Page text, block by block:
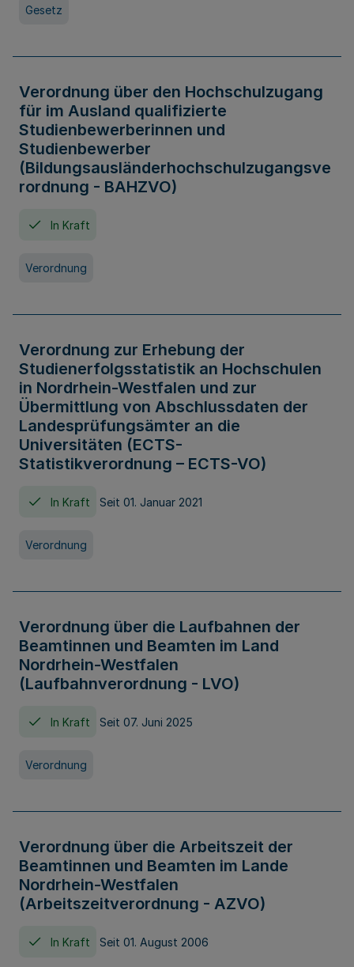
Gesetz
Verordnung über den Hochschulzugang
für im Ausland qualifizierte
Studienbewerberinnen und
Studienbewerber
(Bildungsausländerhochschulzugangsve
rordnung - BAHZVO)
In Kraft
Verordnung
Verordnung zur Erhebung der
Studienerfolgsstatistik an Hochschulen
in Nordrhein-Westfalen und zur
Übermittlung von Abschlussdaten der
Landesprüfungsämter an die
Universitäten (ECTS-
Statistikverordnung – ECTS-VO)
In Kraft Seit 01. Januar 2021
Verordnung
Verordnung über die Laufbahnen der
Beamtinnen und Beamten im Land
Nordrhein-Westfalen
(Laufbahnverordnung - LVO)
In Kraft Seit 07. Juni 2025
Verordnung
Verordnung über die Arbeitszeit der
Beamtinnen und Beamten im Lande
Nordrhein-Westfalen
(Arbeitszeitverordnung - AZVO)
In Kraft Seit 01. August 2006